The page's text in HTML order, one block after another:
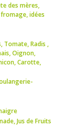
des mères,
fromage,idées
, Tomate,Radis ,
,Oignon,
,Carotte,
,Jus de Fruits